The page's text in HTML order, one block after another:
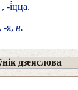
, -і́цца.
, -я, н.
дзеяслова